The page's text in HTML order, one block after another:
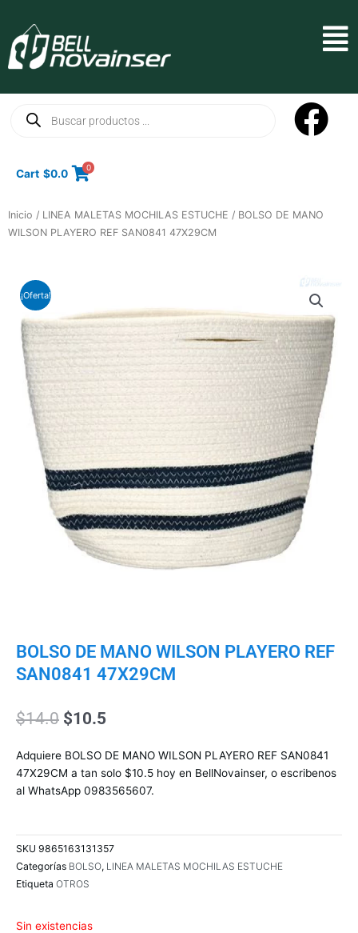
contenido
productos
Cart $0.0 0
Inicio / LINEA MALETAS MOCHILAS ESTUCHE / BOLSO DE MANO
WILSON PLAYERO REF SAN0841 47X29CM
¡Oferta!
BOLSO DE MANO WILSON PLAYERO REF
SAN0841 47X29CM
$14.0 El
original
era:
$14.0.
$10.5El
actual
es:
$10.5.
Adquiere BOLSO DE MANO WILSON PLAYERO REF SAN0841
47X29CM a tan solo $10.5 hoy en BellNovainser, o escribenos
al WhatsApp 0983565607.
SKU 9865163131357
Categorías BOLSO, LINEA MALETAS MOCHILAS ESTUCHE
Etiqueta OTROS
Sin existencias